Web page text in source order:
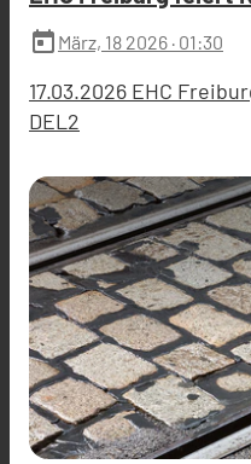
today März, 18 2026 · 01:30
17.03.2026 EHC
DEL2